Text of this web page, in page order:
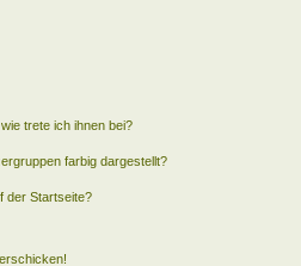
trete ich ihnen bei?
farbig dargestellt?
der Startseite?